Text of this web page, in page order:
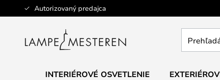
Autorizovaný predajca
Skip
to
obchod
INTERIÉROVÉ OSVETLENIE